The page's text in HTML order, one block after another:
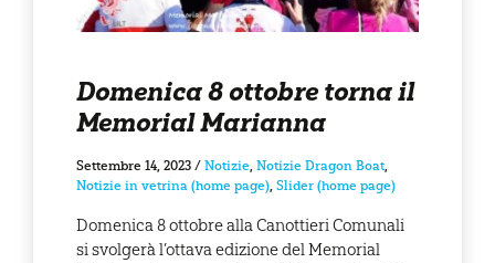
Domenica 8 ottobre torna il
Memorial Marianna
Settembre 14, 2023 / Notizie, Notizie Dragon Boat,
Notizie in vetrina (home page), Slider (home page)
Domenica 8 ottobre alla Canottieri Comunali
si svolgerà l’ottava edizione del Memorial